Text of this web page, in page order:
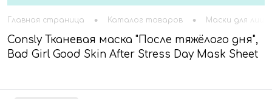
Главная страница • Каталог товаров • Маски для лица
Consly Тканевая маска "После тяжёлого дня",
Bad Girl Good Skin After Stress Day Mask Sheet